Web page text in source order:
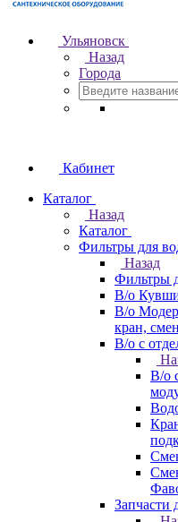
Ульяновск
Назад
Города
Кабинет
Каталог
Назад
Каталог
Фильтры для
Назад
Фильтры
В/о
В/о
кран,
В/о с
В/о
Запчасти